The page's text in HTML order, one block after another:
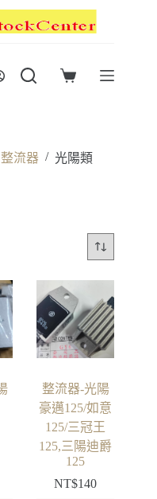
購
整流器 / 光陽類
整流器-光陽
豪邁125/如意
125/三冠王
125,三陽迪爵
125
NT$140